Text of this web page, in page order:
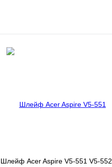
Шлейф Acer Aspire V5-551 V5-552